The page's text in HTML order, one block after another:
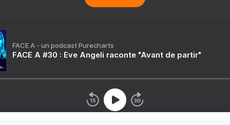
FACE A - un podcast Purecharts
FACE A #30 : Eve Angeli raconte "Avant de partir"